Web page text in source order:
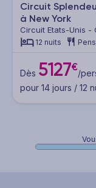
Circuit
à New York
Circuit Etats-Unis
New York
12 nuits
Dès 5127€/
pour 14 jours / 12